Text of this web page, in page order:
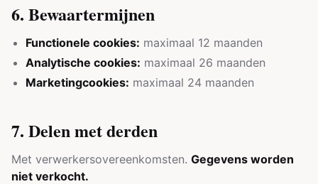
6. Bewaartermijnen
Functionele cookies: maximaal 12 maanden
Analytische cookies: maximaal 26 maanden
Marketingcookies: maximaal 24 maanden
7. Delen met derden
Met verwerkersovereenkomsten. Gegevens worden
niet verkocht.